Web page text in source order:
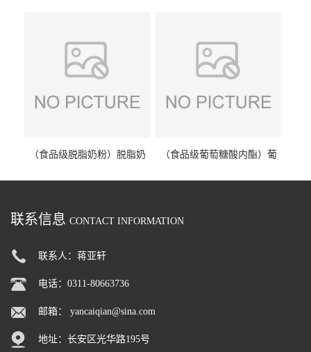
（食品级脱脂奶粉）脱脂奶
（食品级葡萄糖酸内酯）葡
联系信息 CONTACT INFORMATION
联系人：蒋亚轩
电话：0311-80663736
邮箱： yancaiqian@sina.com
地址：长安区光华路195号